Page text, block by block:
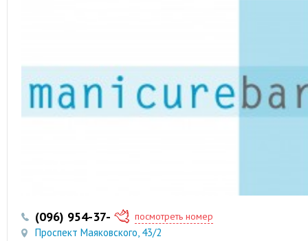
(096) 954-37-35 посмотреть номер
Проспект Маяковского, 43/2